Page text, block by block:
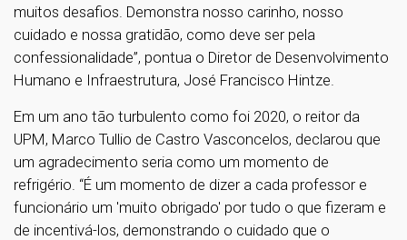
muitos desafios. Demonstra nosso carinho, nosso
cuidado e nossa gratidão, como deve ser pela
confessionalidade”, pontua o Diretor de Desenvolvimento
Humano e Infraestrutura, José Francisco Hintze.
Em um ano tão turbulento como foi 2020, o reitor da
UPM, Marco Tullio de Castro Vasconcelos, declarou que
um agradecimento seria como um momento de
refrigério. “É um momento de dizer a cada professor e
funcionário um 'muito obrigado' por tudo o que fizeram e
de incentivá-los, demonstrando o cuidado que o